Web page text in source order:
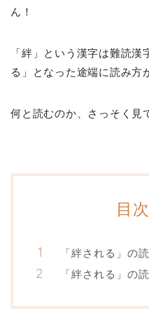
ん！
「絆」という漢字は難読
る」となった途端に読み方
何と読むのか、さっそく見
目次
「絆される」の
「絆される」の